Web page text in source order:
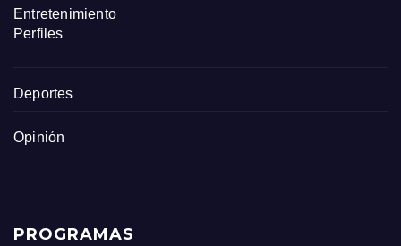
Entretenimiento
Perfiles
Deportes
Opinión
PROGRAMAS